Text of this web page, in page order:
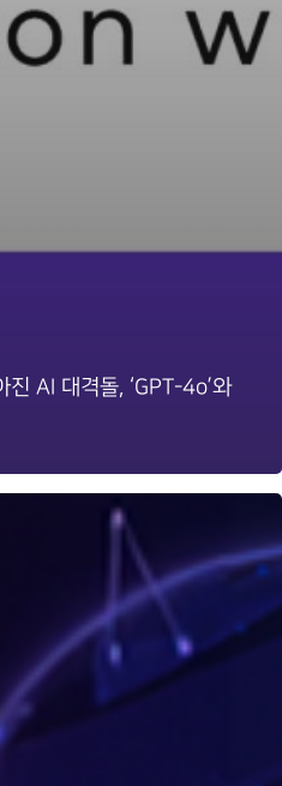
AI 대격돌, ‘GPT-4o’와